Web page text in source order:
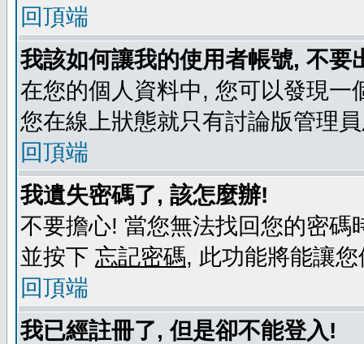
回頂端
我該如何讓我的使用者帳號, 不
在您的個人資料中, 您可以發現一
您在線上狀態就只有討論版管理
回頂端
我遺失密碼了, 該怎麼辦!
不要擔心! 當您無法找回您的密
並按下 忘記密碼, 此功能將能讓
回頂端
我已經註冊了, 但是卻不能登入!